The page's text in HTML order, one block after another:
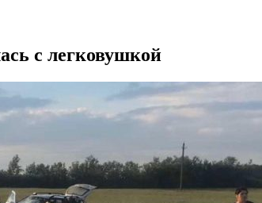
с легковушкой